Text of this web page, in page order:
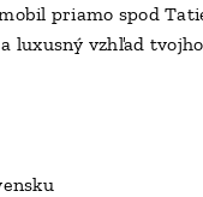
priamo spod
luxusný vzhľad